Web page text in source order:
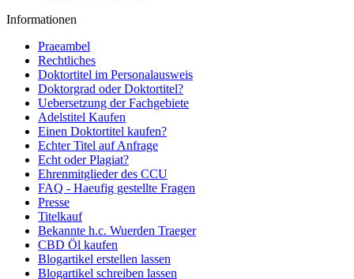
Informationen
Praeambel
Rechtliches
Doktortitel im Personalausweis
Doktorgrad oder Doktortitel?
Uebersetzung der Fachgebiete
Adelstitel Kaufen
Einen Doktortitel kaufen?
Echter Titel auf Anfrage
Echt oder Plagiat?
Ehrenmitglieder des CCU
FAQ - Haeufig gestellte Fragen
Presse
Titelkauf
Bekannte h.c. Wuerden Traeger
CBD Öl kaufen
Blogartikel erstellen lassen
Blogartikel schreiben lassen